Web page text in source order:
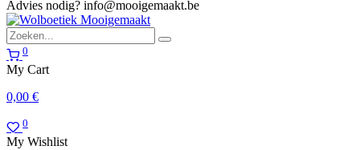
Advies nodig? info@mooigemaakt.be
0
My Cart
0,00 €
0
My Wishlist